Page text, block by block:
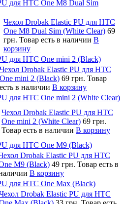
для HTC One M8 Dual Sim
Чехол Drobak Elastic PU для HTC
One M8 Dual Sim (White Clear) 69
грн. Товар есть в наличии В
корзину
для HTC One mini 2 (Black)
Чехол Drobak Elastic PU для HTC
One mini 2 (Black) 69 грн. Товар
есть в наличии В корзину
для HTC One mini 2 (White Clear)
Чехол Drobak Elastic PU для HTC
One mini 2 (White Clear) 69 грн.
Товар есть в наличии В корзину
для HTC One M9 (Black)
Drobak Elastic PU для HTC
M9 (Black) 49 грн. Товар есть в
В корзину
для HTC One Max (Black)
Drobak Elastic PU для HTC